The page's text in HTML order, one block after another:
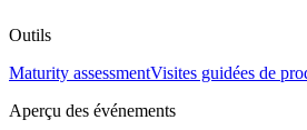
Outils
Maturity assessmentVisites guidées de
Aperçu des événements